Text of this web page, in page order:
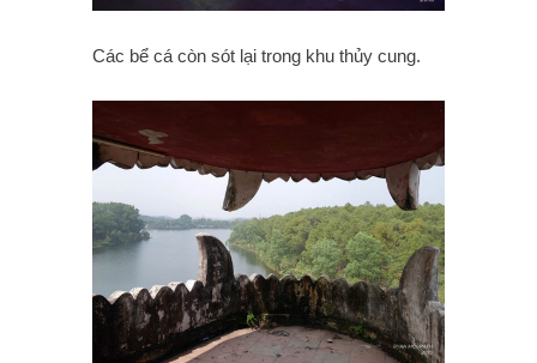
Các bể cá còn sót lại trong khu thủy cung.